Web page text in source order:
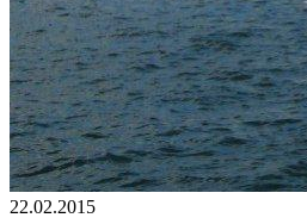
22.02.2015